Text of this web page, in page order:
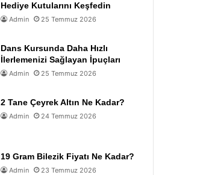
Hediye Kutularını Keşfedin
Admin 25 Temmuz 2026
Dans Kursunda Daha Hızlı
İlerlemenizi Sağlayan İpuçları
Admin 25 Temmuz 2026
2 Tane Çeyrek Altın Ne Kadar?
Admin 24 Temmuz 2026
19 Gram Bilezik Fiyatı Ne Kadar?
Admin 23 Temmuz 2026